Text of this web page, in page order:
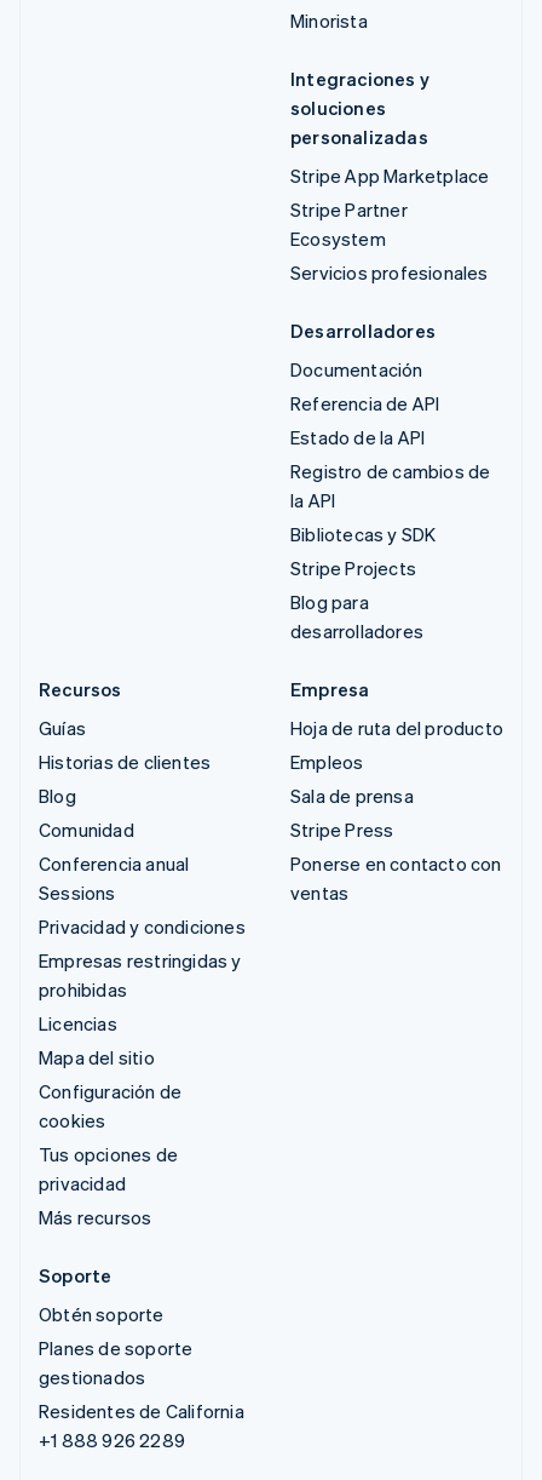
Minorista
Integraciones y
soluciones
personalizadas
Stripe App Marketplace
Stripe Partner
Ecosystem
Servicios profesionales
Desarrolladores
Documentación
Referencia de API
Estado de la API
Registro de cambios de
la API
Bibliotecas y SDK
Stripe Projects
Blog para
desarrolladores
Recursos
Guías
Historias de clientes
Blog
Comunidad
Conferencia anual
Sessions
Privacidad y condiciones
Empresas restringidas y
prohibidas
Licencias
Mapa del sitio
Configuración de
cookies
Tus opciones de
privacidad
Más recursos
Empresa
Hoja de ruta del producto
Empleos
Sala de prensa
Stripe Press
Ponerse en contacto con
ventas
Soporte
Obtén soporte
Planes de soporte
gestionados
Residentes de California
+1 888 926 2289